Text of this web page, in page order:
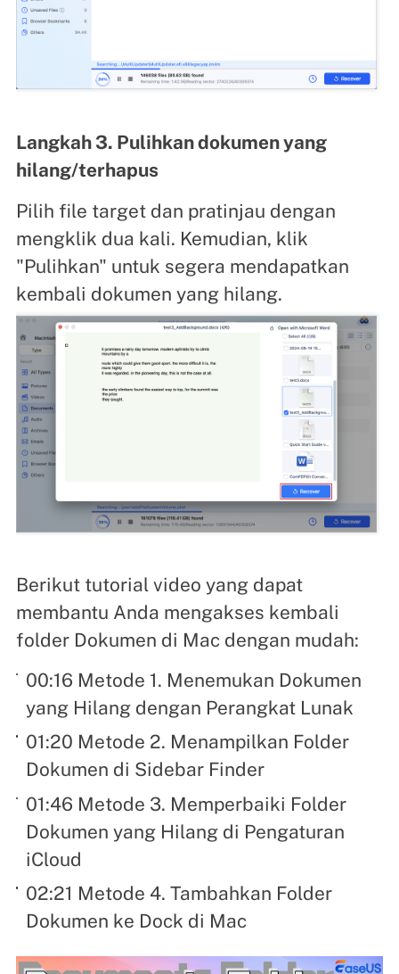
Langkah 3. Pulihkan dokumen yang
hilang/terhapus
Pilih file target dan pratinjau dengan
mengklik dua kali. Kemudian, klik
"Pulihkan" untuk segera mendapatkan
kembali dokumen yang hilang.
Berikut tutorial video yang dapat
membantu Anda mengakses kembali
folder Dokumen di Mac dengan mudah:
00:16 Metode 1. Menemukan Dokumen
yang Hilang dengan Perangkat Lunak
01:20 Metode 2. Menampilkan Folder
Dokumen di Sidebar Finder
01:46 Metode 3. Memperbaiki Folder
Dokumen yang Hilang di Pengaturan
iCloud
02:21 Metode 4. Tambahkan Folder
Dokumen ke Dock di Mac